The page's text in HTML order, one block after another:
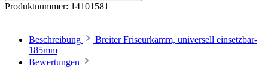
Produktnummer: 14101581
Beschreibung
Breiter Friseurkamm, universell einsetzbar-
185mm
Bewertungen